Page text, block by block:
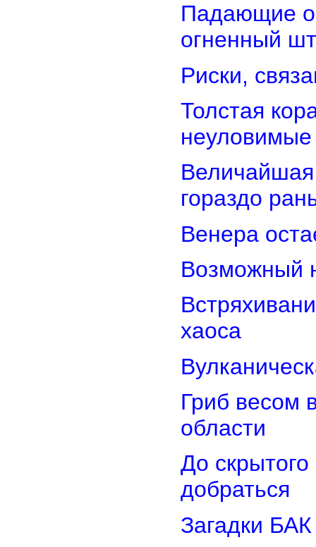
Падающие
огненный
Риски,
Толстая
Величайшая
гораздо
Венера
Возможный
хаоса
Гриб весом
области
До
добраться
Загадки